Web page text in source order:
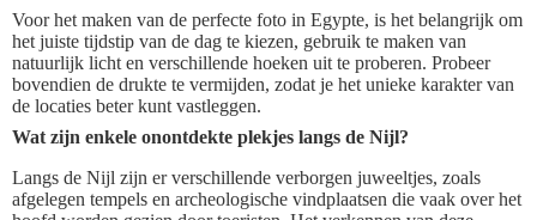
Voor het maken van de perfecte foto in Egypte, is het belangrijk om
het juiste tijdstip van de dag te kiezen, gebruik te maken van
natuurlijk licht en verschillende hoeken uit te proberen. Probeer
bovendien de drukte te vermijden, zodat je het unieke karakter van
de locaties beter kunt vastleggen.
Wat zijn enkele onontdekte plekjes langs de Nijl?
Langs de Nijl zijn er verschillende verborgen juweeltjes, zoals
afgelegen tempels en archeologische vindplaatsen die vaak over het